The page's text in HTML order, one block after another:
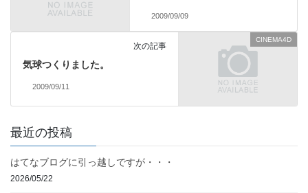
2009/09/09
CINEMA4D
次の記事
気球つくりました。
2009/09/11
最近の投稿
はてなブログに引っ越しですが・・・
2026/05/22